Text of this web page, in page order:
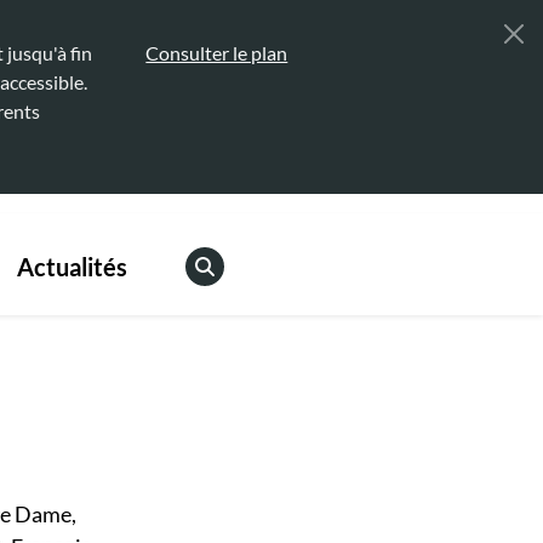
jusqu'à fin
Consulter le plan
Actualités
Dame,